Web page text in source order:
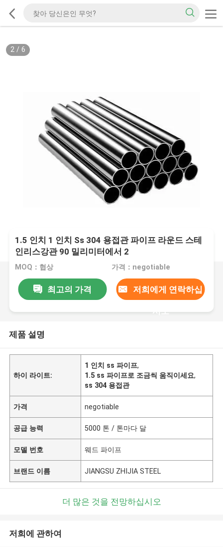
2/ 6
1.5 인치 1 인치 Ss 304 용접관 파이프 라운드 스테
인리스강관 90 밀리미터에서 2
MOQ：협상 가격：negotiable
최고의 가격 저희에게 연락하십
시오
제품 설명
하이 라이트:
1 인치 ss 파이프,
1.5 ss 파이프로 조금씩 움직이세요,
ss 304 용접관
가격 negotiable
공급 능력 5000 톤 / 톤마다 달
모델 번호 웨드 파이프
브랜드 이름 JIANGSU ZHIJIA STEEL
더 많은 것을 전망하십시오
저희에 관하여